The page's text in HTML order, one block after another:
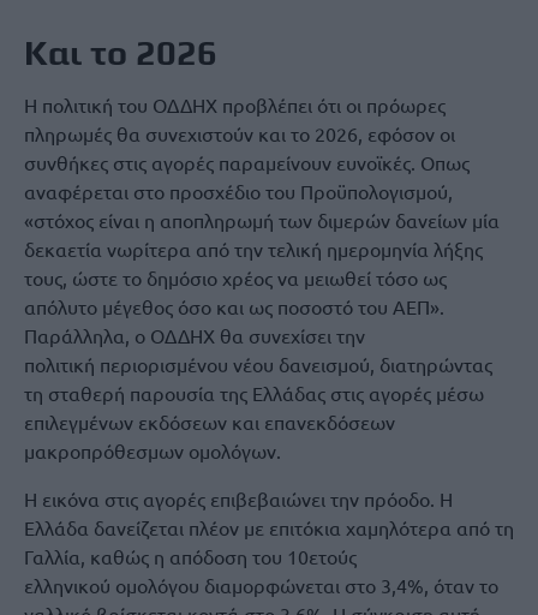
Και το 2026
Η πολιτική του ΟΔΔΗΧ προβλέπει ότι οι πρόωρες
πληρωμές θα συνεχιστούν και το 2026, εφόσον οι
συνθήκες στις αγορές παραμείνουν ευνοϊκές. Οπως
αναφέρεται στο προσχέδιο του Προϋπολογισμού,
«στόχος είναι η αποπληρωμή των διμερών δανείων μία
δεκαετία νωρίτερα από την τελική ημερομηνία λήξης
τους, ώστε το δημόσιο χρέος να μειωθεί τόσο ως
απόλυτο μέγεθος όσο και ως ποσοστό του ΑΕΠ».
Παράλληλα, ο ΟΔΔΗΧ θα συνεχίσει την
πολιτική περιορισμένου νέου δανεισμού, διατηρώντας
τη σταθερή παρουσία της Ελλάδας στις αγορές μέσω
επιλεγμένων εκδόσεων και επανεκδόσεων
μακροπρόθεσμων ομολόγων.
Η εικόνα στις αγορές επιβεβαιώνει την πρόοδο. Η
Ελλάδα δανείζεται πλέον με επιτόκια χαμηλότερα από τη
Γαλλία, καθώς η απόδοση του 10ετούς
ελληνικού ομολόγου διαμορφώνεται στο 3,4%, όταν το